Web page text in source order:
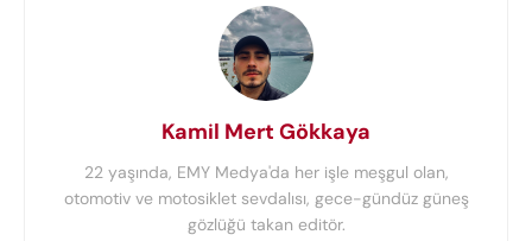
Kamil Mert Gökkaya
22 yaşında, EMY Medya'da her işle meşgul olan,
otomotiv ve motosiklet sevdalısı, gece-gündüz güneş
gözlüğü takan editör.